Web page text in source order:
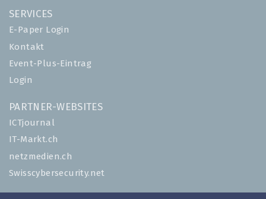
SERVICES
E-Paper Login
Kontakt
Event-Plus-Eintrag
Login
PARTNER-WEBSITES
ICTjournal
IT-Markt.ch
netzmedien.ch
Swisscybersecurity.net